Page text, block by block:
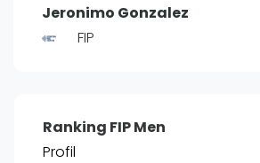
Playtomic
Frauen
FIP Männer
Jeronimo Gonzalez
FIP
Ranking FIP Men
Profil